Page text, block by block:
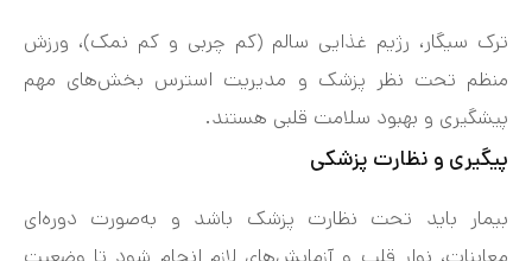
ترک سیگار، رژیم غذایی سالم (کم چربی و کم نمک)، ورزش
منظم تحت نظر پزشک و مدیریت استرس بخش‌های مهم
پیشگیری و بهبود سلامت قلبی هستند.
پیگیری و نظارت پزشکی
بیمار باید تحت نظارت پزشک باشد و به‌صورت دوره‌ای